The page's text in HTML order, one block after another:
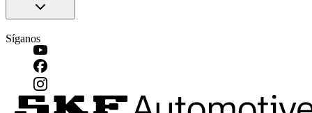
Síganos